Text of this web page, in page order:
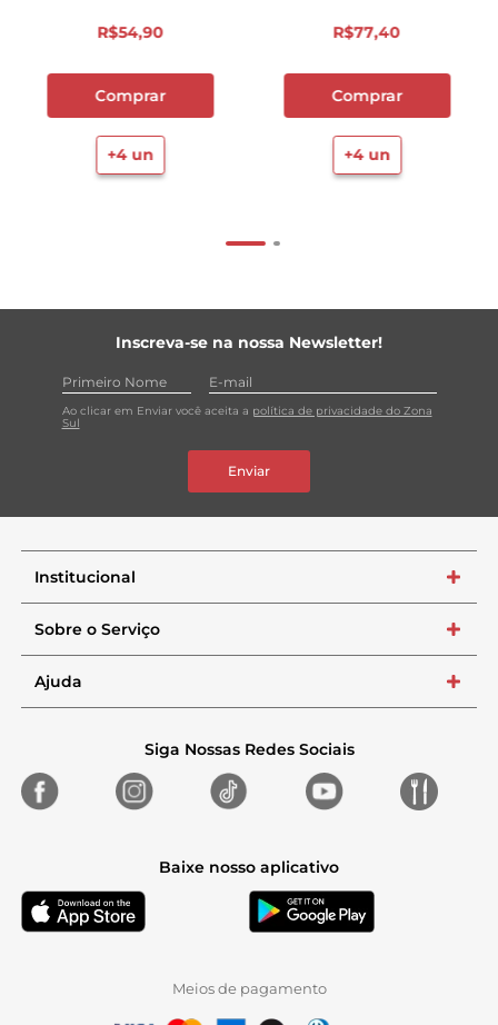
R$54,90
Comprar
+4un
R$77,40
Comprar
+4un
Inscreva-se na nossa Newsletter!
Ao clicar em Enviar você aceita a política de privacidade do Zona
Sul
Enviar
Institucional +
Sobre o Serviço +
Ajuda +
Siga Nossas Redes Sociais
Baixe nosso aplicativo
Meios de pagamento